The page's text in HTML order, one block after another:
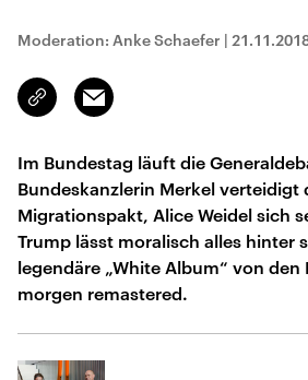
Moderation: Anke Schaefer |
Link
kopieren/teilen
Email
Im Bundestag läuft die
Bundeskanzlerin Merkel verteidigt
Migrationspakt, Alice Weidel sich
Trump lässt moralisch alles hinter
legendäre „White Album“ von den
morgen remastered.